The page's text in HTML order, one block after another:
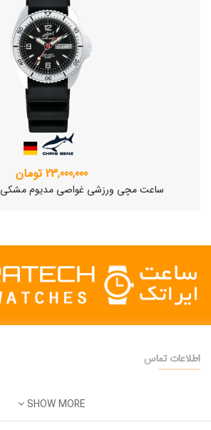
23,000,000 تومان
ساعت مچی ورزشی غواصی مدیوم مشکی CBM-S-KB-SI
ساعت مچی سوئیسی SLOW "AM/PM" – 01..
اطلاعات تماس
SHOW MORE